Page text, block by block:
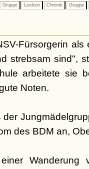
Gruppe Lexikon Chronik Gruppe
Fürsorgerin als
strebsam sind",
arbeitete sie
Noten.
des BDM an,
Wanderung